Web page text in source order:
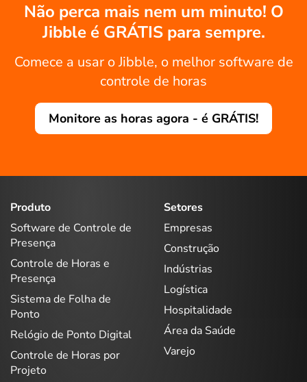
Não perca mais nem um minuto! O
Jibble é GRÁTIS para sempre.
Comece a usar o Jibble, o melhor software de
controle de horas
Monitore as horas agora - é GRÁTIS!
Produto
Software de Controle de
Presença
Controle de Horas e
Presença
Sistema de Folha de
Ponto
Relógio de Ponto Digital
Controle de Horas por
Projeto
Setores
Empresas
Construção
Indústrias
Logística
Hospitalidade
Área da Saúde
Varejo